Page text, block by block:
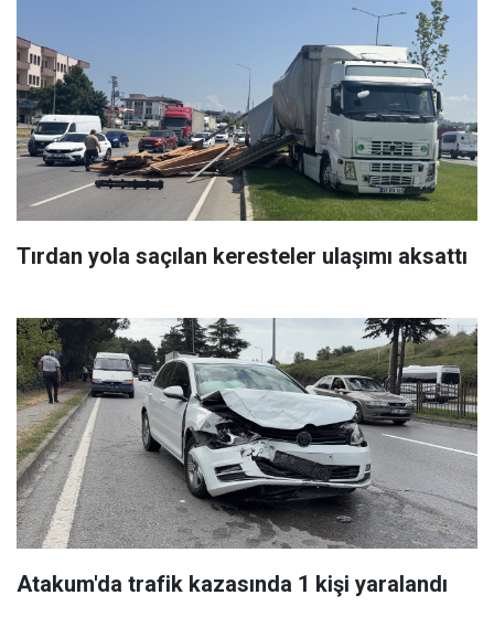
Tırdan yola saçılan keresteler ulaşımı aksattı
Atakum'da trafik kazasında 1 kişi yaralandı